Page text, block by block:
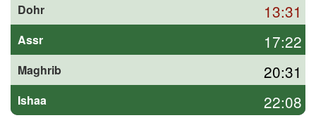
Dohr 13:31
Assr 17:22
Maghrib 20:31
Ishaa 22:08